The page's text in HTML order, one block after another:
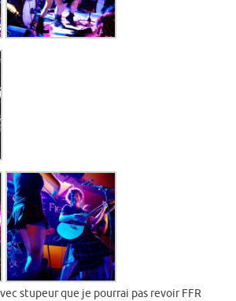
stupeur que je pourrai pas revoir FFR